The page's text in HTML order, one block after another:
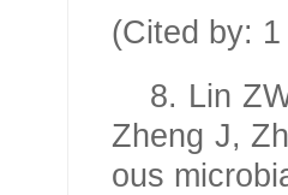
(Cited by:
8. Lin
Zheng J,
ous